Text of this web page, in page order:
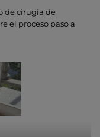
de cirugía de
el proceso paso a